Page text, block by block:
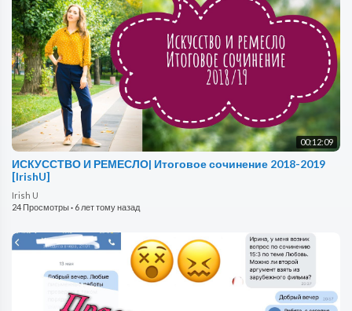
00:12:09
ИСКУССТВО И РЕМЕСЛО| Итоговое сочинение 2018-2019
[IrishU]
Irish U
24 Просмотры· 6 лет тому назад